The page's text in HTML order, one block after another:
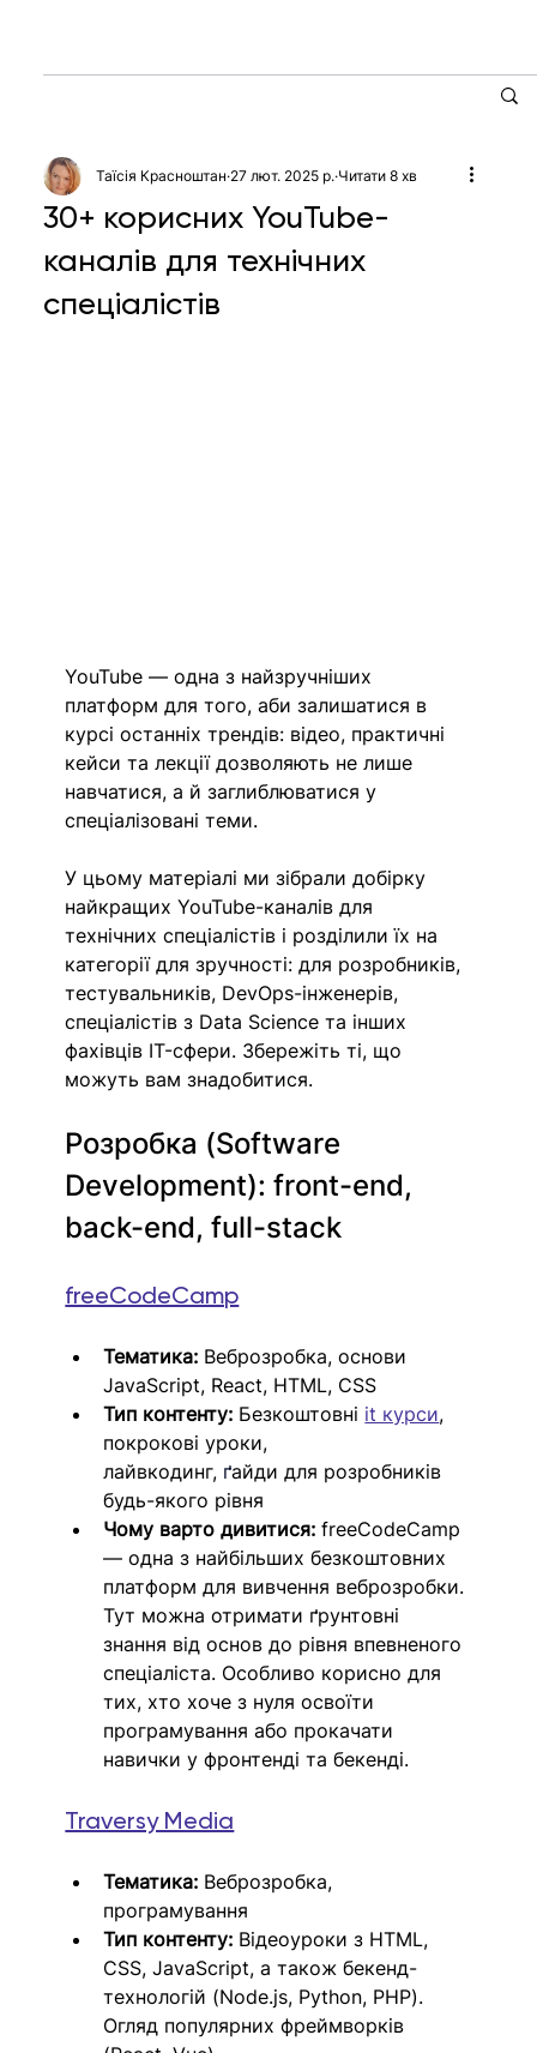
30+ корисних YouTube-
каналів для технічних
спеціалістів
Таїсія Красноштан 27 лют. 2025 р. Читати 8 хв
YouTube — одна з найзручніших
платформ для того, аби залишатися в
курсі останніх трендів: відео, практичні
кейси та лекції дозволяють не лише
навчатися, а й заглиблюватися у
спеціалізовані теми.
У цьому матеріалі ми зібрали добірку
найкращих YouTube-каналів для
технічних спеціалістів і розділили їх на
категорії для зручності: для розробників,
тестувальників, DevOps-інженерів,
спеціалістів з Data Science та інших
фахівців IT-сфери. Збережіть ті, що
можуть вам знадобитися.
Розробка (Software
Development): front-end,
back-end, full-stack
freeCodeCamp
Тематика: Веброзробка, основи
JavaScript, React, HTML, CSS
Тип контенту: Безкоштовні it курси,
покрокові уроки,
лайвкодинг, ґайди для розробників
будь-якого рівня
Чому варто дивитися: freeCodeCamp
— одна з найбільших безкоштовних
платформ для вивчення веброзробки.
Тут можна отримати ґрунтовні
знання від основ до рівня впевненого
спеціаліста. Особливо корисно для
тих, хто хоче з нуля освоїти
програмування або прокачати
навички у фронтенді та бекенді.
Traversy Media
Тематика: Веброзробка,
програмування
Тип контенту: Відеоуроки з HTML,
CSS, JavaScript, а також бекенд-
технологій (Node.js, Python, PHP).
Огляд популярних фреймворків